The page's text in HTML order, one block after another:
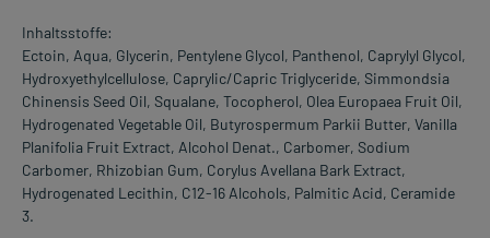
Inhaltsstoffe:
Ectoin, Aqua, Glycerin, Pentylene Glycol, Panthenol, Caprylyl Glycol,
Hydroxyethylcellulose, Caprylic/Capric Triglyceride, Simmondsia
Chinensis Seed Oil, Squalane, Tocopherol, Olea Europaea Fruit Oil,
Hydrogenated Vegetable Oil, Butyrospermum Parkii Butter, Vanilla
Planifolia Fruit Extract, Alcohol Denat., Carbomer, Sodium
Carbomer, Rhizobian Gum, Corylus Avellana Bark Extract,
Hydrogenated Lecithin, C12-16 Alcohols, Palmitic Acid, Ceramide
3.